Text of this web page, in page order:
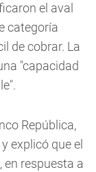
el aval
categoría
de cobrar. La
"capacidad
República,
explicó que el
en respuesta a